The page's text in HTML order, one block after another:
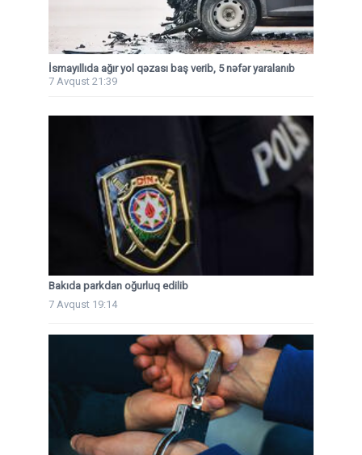
İsmayıllıda ağır yol qəzası baş verib, 5 nəfər yaralanıb
7 Avqust 21:39
Bakıda parkdan oğurluq edilib
7 Avqust 19:14